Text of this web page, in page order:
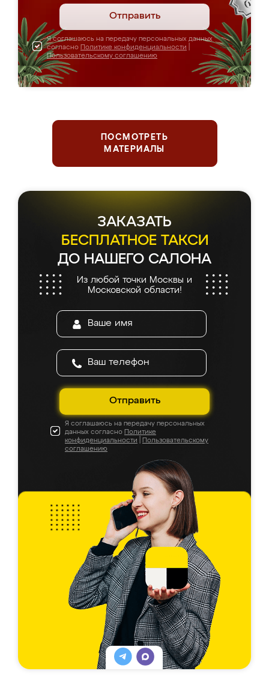
Отправить
Я соглашаюсь на передачу персональных данных
согласно Политике конфиденциальности
Пользовательскому соглашению
ПОСМОТРЕТЬ
МАТЕРИАЛЫ
ЗАКАЗАТЬ
БЕСПЛАТНОЕ ТАКСИ
ДО НАШЕГО САЛОНА
Из любой точки Москвы и
Московской области!
Отправить
Я соглашаюсь на передачу персональных
данных согласно Политике
конфиденциальности
Пользовательскому
соглашению